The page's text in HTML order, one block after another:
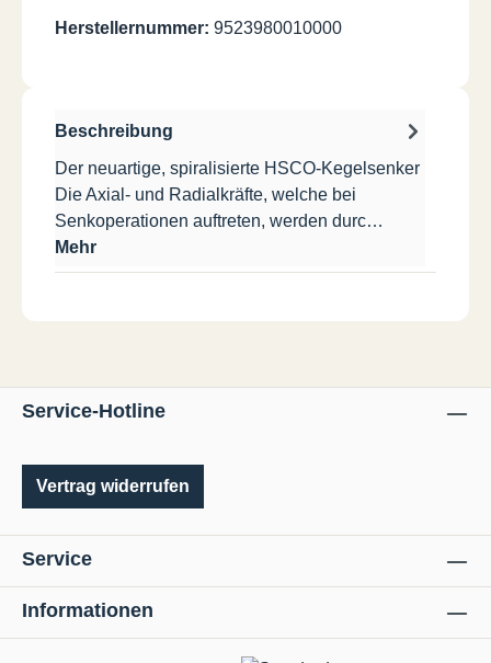
Herstellernummer: 9523980010000
Beschreibung
Der neuartige, spiralisierte HSCO-Kegelsenker
Die Axial- und Radialkräfte, welche bei
Senkoperationen auftreten, werden durc…
Mehr
Service-Hotline
Vertrag widerrufen
Service
Informationen